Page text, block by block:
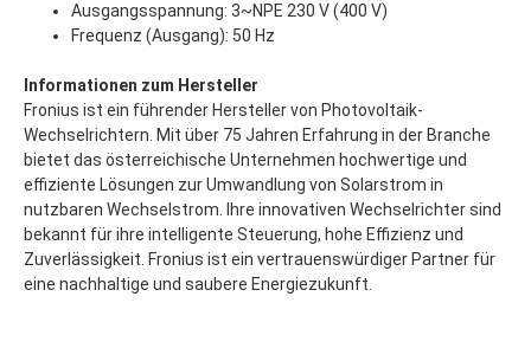
Ausgangsspannung: 3~NPE 230 V (400 V)
Frequenz (Ausgang): 50 Hz
Informationen zum Hersteller
Fronius ist ein führender Hersteller von Photovoltaik-
Wechselrichtern. Mit über 75 Jahren Erfahrung in der Branche
bietet das österreichische Unternehmen hochwertige und
effiziente Lösungen zur Umwandlung von Solarstrom in
nutzbaren Wechselstrom. Ihre innovativen Wechselrichter sind
bekannt für ihre intelligente Steuerung, hohe Effizienz und
Zuverlässigkeit. Fronius ist ein vertrauenswürdiger Partner für
eine nachhaltige und saubere Energiezukunft.